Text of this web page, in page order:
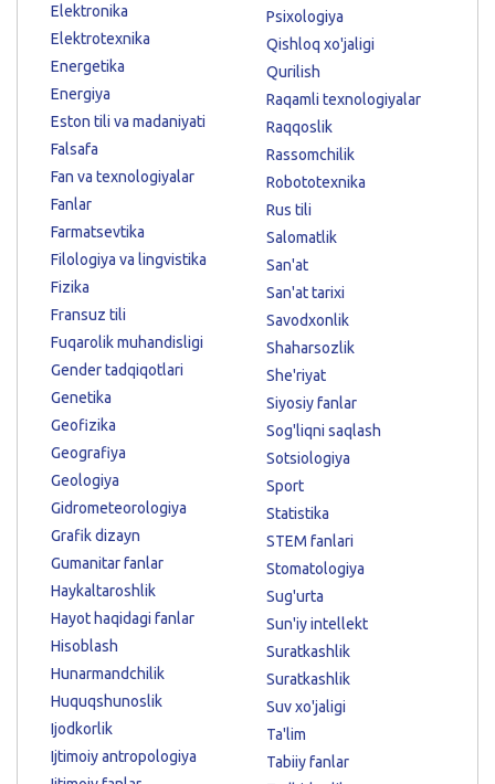
Elektronika
Elektrotexnika
Energetika
Energiya
Eston tili va madaniyati
Falsafa
Fan va texnologiyalar
Fanlar
Farmatsevtika
Filologiya va lingvistika
Fizika
Fransuz tili
Fuqarolik muhandisligi
Gender tadqiqotlari
Genetika
Geofizika
Geografiya
Geologiya
Gidrometeorologiya
Grafik dizayn
Gumanitar fanlar
Haykaltaroshlik
Hayot haqidagi fanlar
Hisoblash
Hunarmandchilik
Huquqshunoslik
Ijodkorlik
Ijtimoiy antropologiya
Psixologiya
Qishloq xo'jaligi
Qurilish
Raqamli texnologiyalar
Raqqoslik
Rassomchilik
Robototexnika
Rus tili
Salomatlik
San'at
San'at tarixi
Savodxonlik
Shaharsozlik
She'riyat
Siyosiy fanlar
Sog'liqni saqlash
Sotsiologiya
Sport
Statistika
STEM fanlari
Stomatologiya
Sug'urta
Sun'iy intellekt
Suratkashlik
Suratkashlik
Suv xo'jaligi
Ta'lim
Tabiiy fanlar